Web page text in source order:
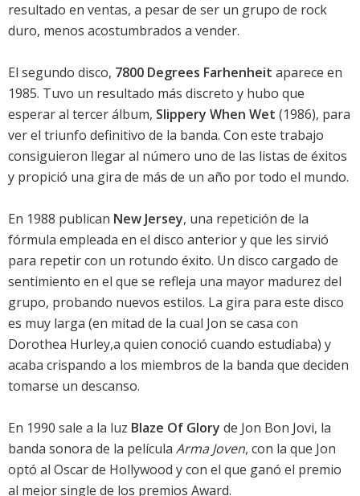
resultado en ventas, a pesar de ser un grupo de rock
duro, menos acostumbrados a vender.
El segundo disco, 7800 Degrees Farhenheit aparece en
1985. Tuvo un resultado más discreto y hubo que
esperar al tercer álbum, Slippery When Wet (1986), para
ver el triunfo definitivo de la banda. Con este trabajo
consiguieron llegar al número uno de las listas de éxitos
y propició una gira de más de un año por todo el mundo.
En 1988 publican New Jersey, una repetición de la
fórmula empleada en el disco anterior y que les sirvió
para repetir con un rotundo éxito. Un disco cargado de
sentimiento en el que se refleja una mayor madurez del
grupo, probando nuevos estilos. La gira para este disco
es muy larga (en mitad de la cual Jon se casa con
Dorothea Hurley,a quien conoció cuando estudiaba) y
acaba crispando a los miembros de la banda que deciden
tomarse un descanso.
En 1990 sale a la luz Blaze Of Glory de Jon Bon Jovi, la
banda sonora de la película Arma Joven, con la que Jon
optó al Oscar de Hollywood y con el que ganó el premio
al mejor single de los premios Award.